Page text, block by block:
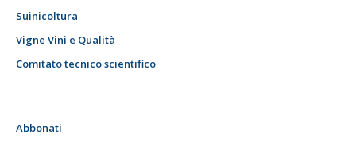
Suinicoltura
Vigne Vini e Qualità
Comitato tecnico scientifico
Abbonati